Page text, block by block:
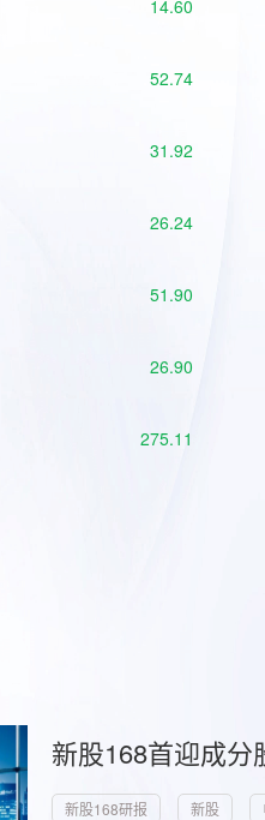
14.60
52.74
31.92
26.24
51.90
26.90
275.11
新股168首迎成
新股168研报 新股